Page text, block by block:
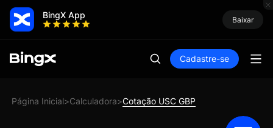
BingX App Baixar
Cadastre-se
Página Inicial>Calculadora>Cotação USC GBP